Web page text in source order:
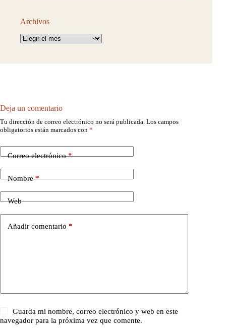
Archivos
Archivos
Deja un comentario
Tu dirección de correo electrónico no será publicada. Los campos
obligatorios están marcados con *
Correo electrónico*
Nombre*
Web
Añadir comentario *
Guarda mi nombre, correo electrónico y web en este
navegador para la próxima vez que comente.